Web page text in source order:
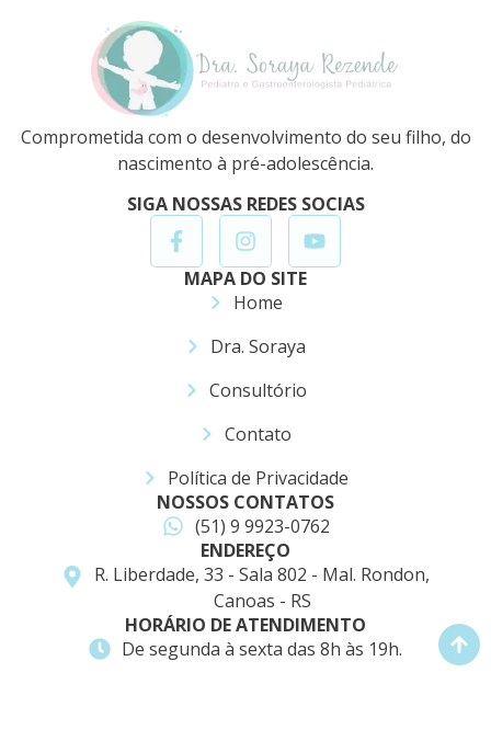
Comprometida com o desenvolvimento do seu filho, do
nascimento à pré-adolescência.
SIGA NOSSAS REDES SOCIAS
MAPA DO SITE
Home
Dra. Soraya
Consultório
Contato
Política de Privacidade
NOSSOS CONTATOS
(51) 9 9923-0762
ENDEREÇO
R. Liberdade, 33 - Sala 802 - Mal. Rondon,
Canoas - RS
HORÁRIO DE ATENDIMENTO
De segunda à sexta das 8h às 19h.